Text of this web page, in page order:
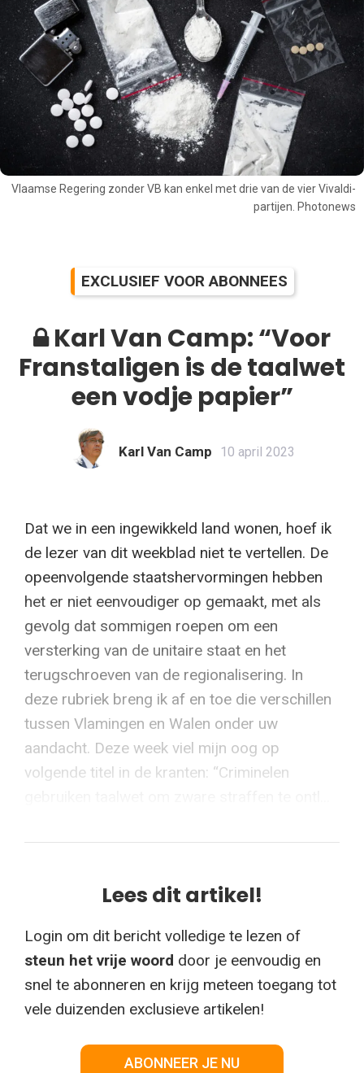
Vlaamse Regering zonder VB kan enkel met drie van de vier Vivaldi-
partijen. Photonews
EXCLUSIEF VOOR ABONNEES
Karl Van Camp: “Voor
Franstaligen is de taalwet
een vodje papier”
Karl Van Camp 10 april 2023
Dat we in een ingewikkeld land wonen, hoef ik
de lezer van dit weekblad niet te vertellen. De
opeenvolgende staatshervormingen hebben
het er niet eenvoudiger op gemaakt, met als
gevolg dat sommigen roepen om een
versterking van de unitaire staat en het
terugschroeven van de regionalisering. In
deze rubriek breng ik af en toe die verschillen
tussen Vlamingen en Walen onder uw
aandacht. Deze week viel mijn oog op
volgende titel in de kranten: “Criminelen
Lees dit artikel!
Login om dit bericht volledige te lezen of
steun het vrije woord door je eenvoudig en
snel te abonneren en krijg meteen toegang tot
vele duizenden exclusieve artikelen!
ABONNEER JE NU